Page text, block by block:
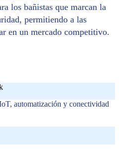
los bañistas que marcan la
permitiendo a las
en un mercado competitivo.
automatización y conectividad